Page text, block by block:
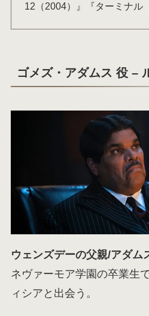
12（2004）』『ターミナル
ゴメズ・アダムス 役 –
ウェンズデーの父親/アダム
ネヴァーモア学園の卒業生
ィシアと出会う。